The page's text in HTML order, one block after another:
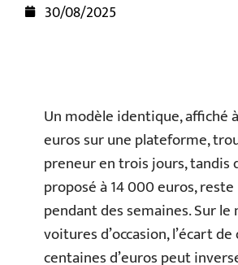
30/08/2025
Un modèle identique, affiché
euros sur une plateforme,
preneur en trois jours, tandis
proposé à 14 000 euros,
pendant des semaines. Sur le
voitures d’occasion, l’écart
centaines d’euros peut